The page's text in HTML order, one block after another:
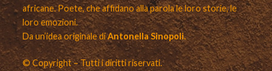
africane. Poete, che affidano alla parola le loro storie, le
loro emozioni.
Da un’idea originale diAntonella Sinopoli.
© Copyright – Tutti i diritti riservati.